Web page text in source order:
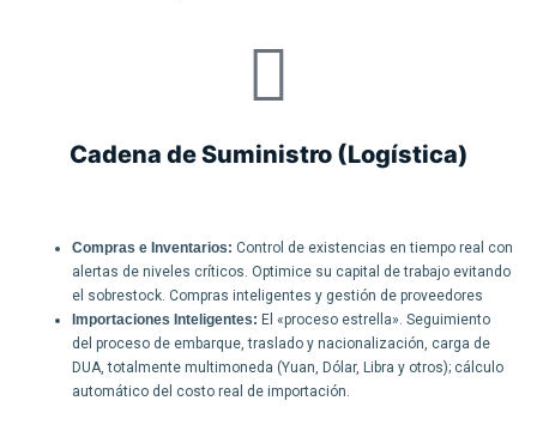
Cadena de Suministro (Logística)
Compras e Inventarios: Control de existencias en tiempo real con
alertas de niveles críticos. Optimice su capital de trabajo evitando
el sobrestock. Compras inteligentes y gestión de proveedores
Importaciones Inteligentes: El «proceso estrella». Seguimiento
del proceso de embarque, traslado y nacionalización, carga de
DUA, totalmente multimoneda (Yuan, Dólar, Libra y otros); cálculo
automático del costo real de importación.